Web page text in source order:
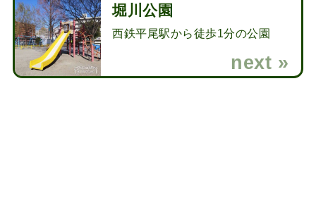
堀川公園
西鉄平尾駅から徒歩1分の公園